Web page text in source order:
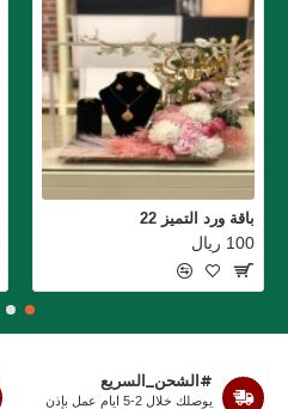
باقة ورد التميز 22
100 ريال
#الشحن_السريع
يوصلك خلال 2-5 ايام عمل بإذن